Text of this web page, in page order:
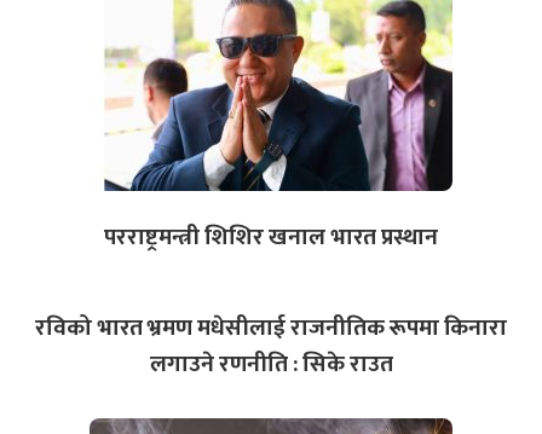
परराष्ट्रमन्त्री शिशिर खनाल भारत प्रस्थान
रविको भारत भ्रमण मधेसीलाई राजनीतिक रूपमा किनारा
लगाउने रणनीति : सिके राउत